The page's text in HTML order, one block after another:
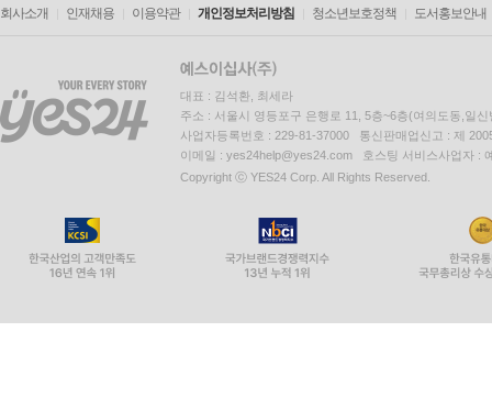
회사소개 인재채용 이용약관 개인정보처리방침 청소년보호정책 도서홍보안내
대표 : 김석환, 최세라
주소 : 서울시 영등포구 은행로 11, 5층~6층(여의도동,일신
사업자등록번호 : 229-81-37000 통신판매업신고 : 제
이메일 : yes24help@yes24.com 호스팅 서비스사업자 :
Copyright ⓒ YES24 Corp. All Rights Reserved.